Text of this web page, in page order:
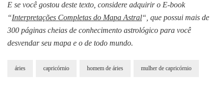
E se você gostou deste texto, considere adquirir o E-book
“Interpretações Completas do Mapa Astral“, que possui mais de
300 páginas cheias de conhecimento astrológico para você
desvendar seu mapa e o de todo mundo.
áries capricórnio homem de áries mulher de capricórnio